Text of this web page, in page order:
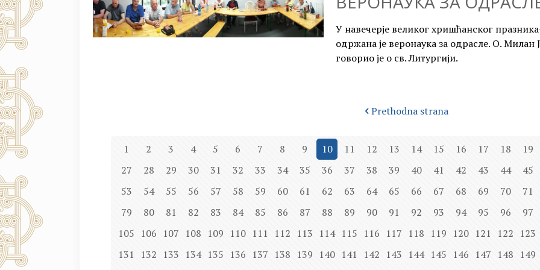
У навечерје великог хришћанског
одржана је веронаука за одрасле. О.
говорио је о св. Литургији.
Prethodna strana
1 2 3 4 5 6 7 8 9 10 11 12 13 14 15 16 17 18
19
27
28 29 30 31 32 33 34 35 36 37 38 39 40 41 42 43 44
45
53
54 55 56 57 58 59 60 61 62 63 64 65 66 67 68 69 70
71
79
80 81 82 83 84 85 86 87 88 89 90 91 92 93 94 95 96
97
105 106 107 108 109 110 111 112 113 114 115 116 117 118 119 120 121 122 123
131
132 133 134 135 136 137 138 139 140 141 142 143 144 145 146 147 148 149